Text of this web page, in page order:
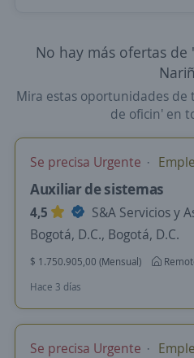
No hay más ofertas
Mira estas oportunidades
de oficin' en
Se precisa Urgente
Auxiliar de sistemas
4,5
S&A Servicios y
Bogotá, D.C., Bogotá, D.C.
$ 1.750.905,00 (Mensual)
Hace 3 días
Se precisa Urgente